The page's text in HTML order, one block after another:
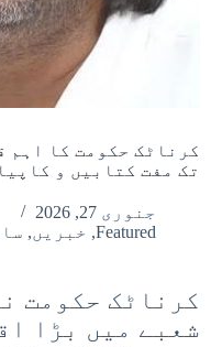
تک مفت کتابیں و
جنوری 27, 2026
Featured
, خبریں,
کرناٹک حکومت
شعبے میں بڑا